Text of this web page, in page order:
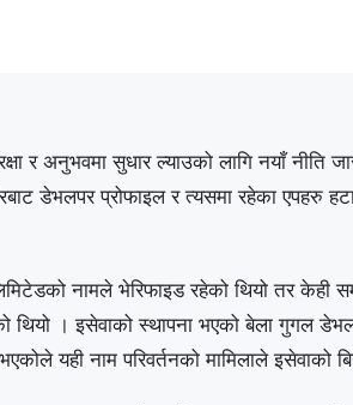
र अनुभवमा सुधार ल्याउको लागि नयाँ
डेभलपर प्रोफाइल र त्यसमा रहेका एपहरु
नामले भेरिफाइड रहेको थियो तर केही
थियो । इसेवाको स्थापना भएको बेला गुगल
यही नाम परिवर्तनको मामिलाले इसेवाको